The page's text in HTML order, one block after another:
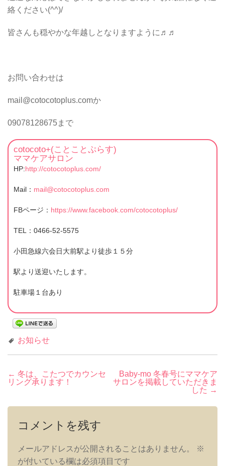
絡ください(^^)/
皆さんも穏やかな年越しとなりますように♬♬
お問い合わせは
mail@cotocotoplus.comか
09078128675まで
cotocoto+(ことことぷらす)
ママケアサロン
HP:http://cotocotoplus.com/
Mail： mail@cotocotoplus.com
FBページ： https://www.facebook.com/cotocotoplus/
TEL：0466-52-5575
小田急線六会日大前駅より徒歩１５分
駅より送迎いたします。
駐車場１台あり
お知らせ
投
稿
ナ
シ
← 冬は、こたつでカウンセ
リング承ります！
Baby-mo 冬春号にママケア
サロンを掲載していただきま
した →
コメントを残す
メールアドレスが公開されることはありません。
※
が付いている欄は必須項目です